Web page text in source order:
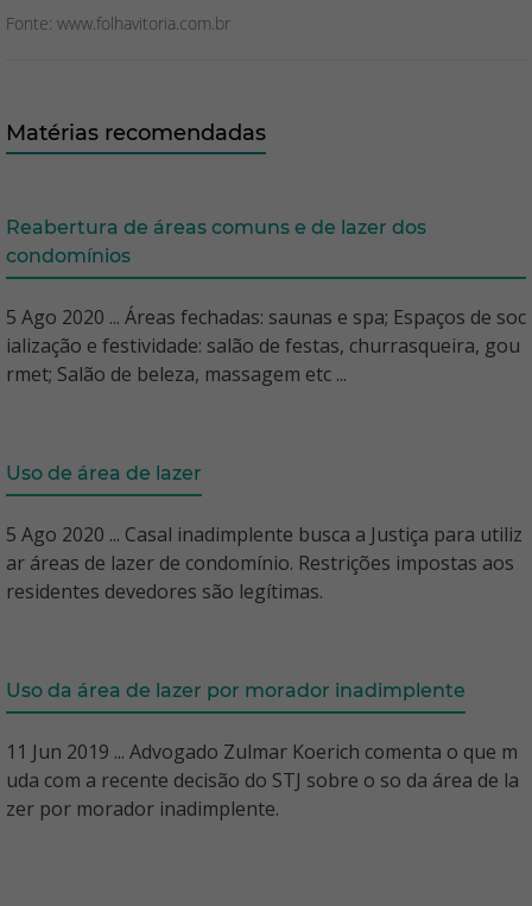
Fonte: www.folhavitoria.com.br
Matérias recomendadas
Reabertura de áreas comuns e de lazer dos
condomínios
5 Ago 2020 ... Áreas fechadas: saunas e spa; Espaços de soc
ialização e festividade: salão de festas, churrasqueira, gou
rmet; Salão de beleza, massagem etc ...
Uso de área de lazer
5 Ago 2020 ... Casal inadimplente busca a Justiça para utiliz
ar áreas de lazer de condomínio. Restrições impostas aos
residentes devedores são legítimas.
Uso da área de lazer por morador inadimplente
11 Jun 2019 ... Advogado Zulmar Koerich comenta o que m
uda com a recente decisão do STJ sobre o so da área de la
zer por morador inadimplente.